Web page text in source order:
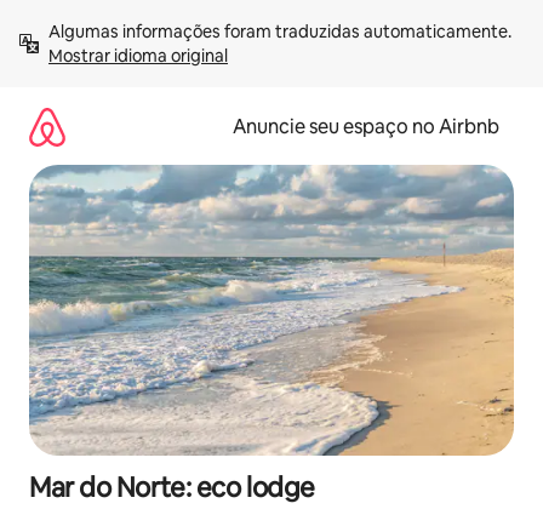
para
Mostrar idioma original
Anuncie seu espaço no Airbnb
Mar do Norte: eco lodge